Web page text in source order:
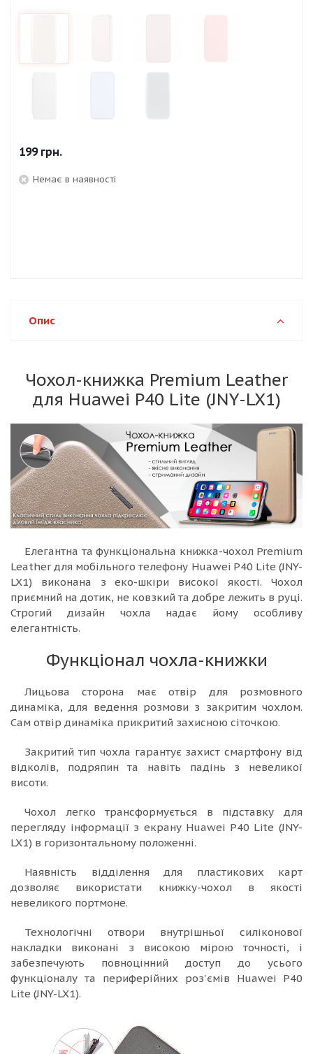
199грн.
Немає в наявності
Опис
Чохол-книжка Premium Leather
для Huawei P40 Lite (JNY-LX1)
Елегантна та функціональна книжка-чохол Premium
Leather для мобільного телефону Huawei P40 Lite (JNY-
LX1) виконана з еко-шкіри високої якості. Чохол
приємний на дотик, не ковзкий та добре лежить в руці.
Строгий дизайн чохла надає йому особливу
елегантність.
Функціонал чохла-книжки
Лицьова сторона має отвір для розмовного
динаміка, для ведення розмови з закритим чохлом.
Сам отвір динаміка прикритий захисною сіточкою.
Закритий тип чохла гарантує захист смартфону від
відколів, подряпин та навіть падінь з невеликої
висоти.
Чохол легко трансформується в підставку для
перегляду інформації з екрану Huawei P40 Lite (JNY-
LX1) в горизонтальному положенні.
Наявність відділення для пластикових карт
дозволяє використати книжку-чохол в якості
невеликого портмоне.
Технологічні отвори внутрішньої силіконової
накладки виконані з високою мірою точності, і
забезпечують повноцінний доступ до усього
функціоналу та периферійних роз'ємів Huawei P40
Lite (JNY-LX1).